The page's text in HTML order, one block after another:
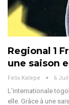
Regional 1
une saison
Felix Kalepe 6 Juil
L'internationale
elle. Grâce à une